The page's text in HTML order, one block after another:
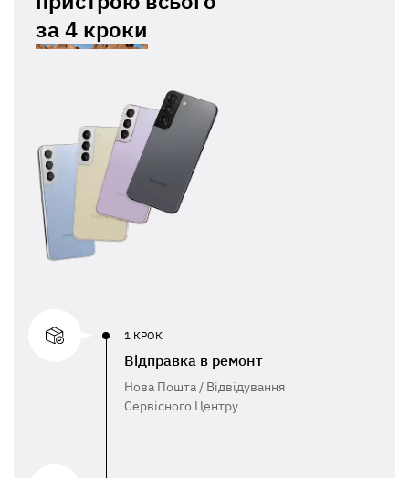
за4 кроки
1 КРОК
Відправка в ремонт
Нова Пошта / Відвідування
Сервісного Центру